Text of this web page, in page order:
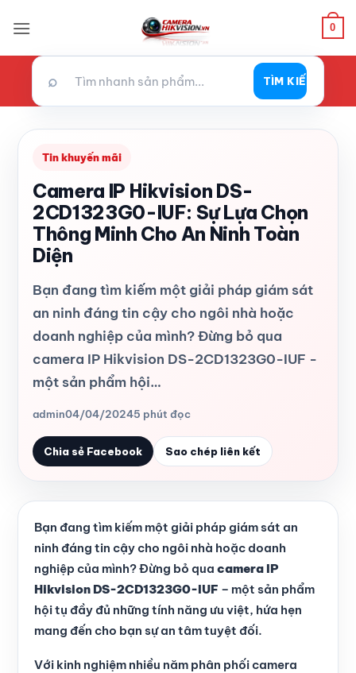
qua
0
⌕ TÌM KIẾM
Tin khuyến mãi
Camera IP Hikvision DS-
2CD1323G0-IUF: Sự Lựa Chọn
Thông Minh Cho An Ninh Toàn
Diện
Bạn đang tìm kiếm một giải pháp giám sát
an ninh đáng tin cậy cho ngôi nhà hoặc
doanh nghiệp của mình? Đừng bỏ qua
camera IP Hikvision DS-2CD1323G0-IUF -
một sản phẩm hội…
admin04/04/20245 phút đọc
Chia sẻ Facebook Sao chép liên kết
Bạn đang tìm kiếm một giải pháp giám sát an
ninh đáng tin cậy cho ngôi nhà hoặc doanh
nghiệp của mình? Đừng bỏ qua camera IP
Hikvision DS-2CD1323G0-IUF – một sản phẩm
hội tụ đầy đủ những tính năng ưu việt, hứa hẹn
mang đến cho bạn sự an tâm tuyệt đối.
Với kinh nghiệm nhiều năm phân phối camera